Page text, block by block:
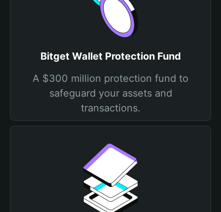
Bitget Wallet Protection Fund
A $300 million protection fund to
safeguard your assets and
transactions.